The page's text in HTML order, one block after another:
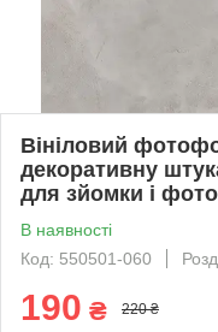
Вініловий
декоративну
для зйомки і
В наявності
Код: 550501-060
190 ₴ 220 ₴